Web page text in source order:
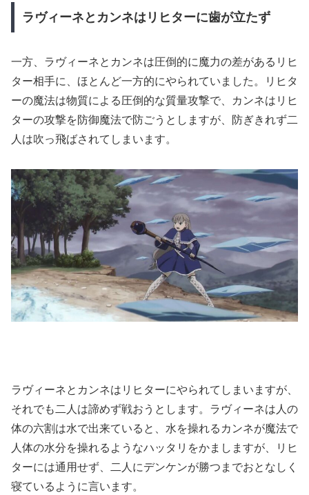
ラヴィーネとカンネはリヒターに歯が立たず
一方、ラヴィーネとカンネは圧倒的に魔力の差があるリヒ
ター相手に、ほとんど一方的にやられていました。リヒタ
ーの魔法は物質による圧倒的な質量攻撃で、カンネはリヒ
ターの攻撃を防御魔法で防ごうとしますが、防ぎきれず二
人は吹っ飛ばされてしまいます。
ラヴィーネとカンネはリヒターにやられてしまいますが、
それでも二人は諦めず戦おうとします。ラヴィーネは人の
体の六割は水で出来ていると、水を操れるカンネが魔法で
人体の水分を操れるようなハッタリをかましますが、リヒ
ターには通用せず、二人にデンケンが勝つまでおとなしく
寝ているように言います。